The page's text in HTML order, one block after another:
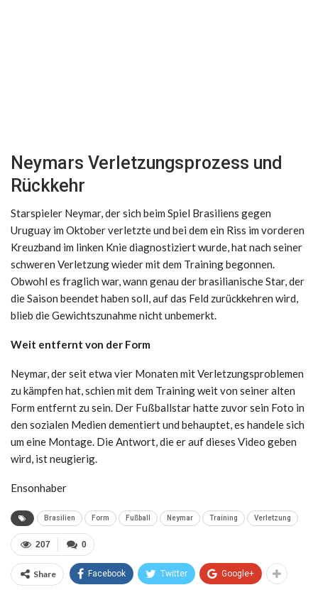
Neymars Verletzungsprozess und
Rückkehr
Starspieler Neymar, der sich beim Spiel Brasiliens gegen
Uruguay im Oktober verletzte und bei dem ein Riss im vorderen
Kreuzband im linken Knie diagnostiziert wurde, hat nach seiner
schweren Verletzung wieder mit dem Training begonnen.
Obwohl es fraglich war, wann genau der brasilianische Star, der
die Saison beendet haben soll, auf das Feld zurückkehren wird,
blieb die Gewichtszunahme nicht unbemerkt.
Weit entfernt von der Form
Neymar, der seit etwa vier Monaten mit Verletzungsproblemen
zu kämpfen hat, schien mit dem Training weit von seiner alten
Form entfernt zu sein. Der Fußballstar hatte zuvor sein Foto in
den sozialen Medien dementiert und behauptet, es handele sich
um eine Montage. Die Antwort, die er auf dieses Video geben
wird, ist neugierig.
Ensonhaber
Brasilien Form Fußball Neymar Training Verletzung
0
207
Share Facebook Twitter Google+